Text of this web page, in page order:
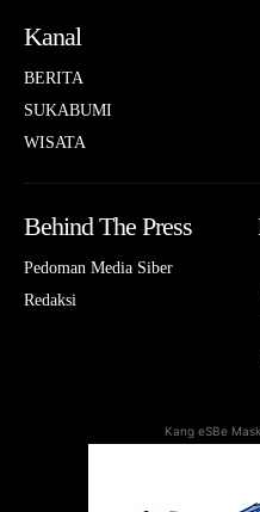
Kanal
BERITA
SUKABUMI
WISATA
Behind The Press
Pedoman Media Siber
Redaksi
Kang eSBe